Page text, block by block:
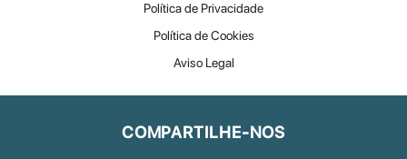
Política de Privacidade
Política de Cookies
Aviso Legal
COMPARTILHE-NOS